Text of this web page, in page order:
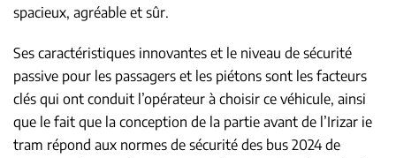
spacieux, agréable et sûr.
Ses caractéristiques innovantes et le niveau de sécurité
passive pour les passagers et les piétons sont les facteurs
clés qui ont conduit l’opérateur à choisir ce véhicule, ainsi
que le fait que la conception de la partie avant de l’Irizar ie
tram répond aux normes de sécurité des bus 2024 de